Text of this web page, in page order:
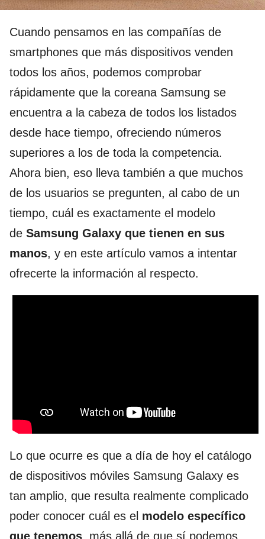
Cuando pensamos en las compañías de
smartphones que más dispositivos venden
todos los años, podemos comprobar
rápidamente que la coreana Samsung se
encuentra a la cabeza de todos los listados
desde hace tiempo, ofreciendo números
superiores a los de toda la competencia.
Ahora bien, eso lleva también a que muchos
de los usuarios se pregunten, al cabo de un
tiempo, cuál es exactamente el modelo
de Samsung Galaxy que tienen en sus
manos, y en este artículo vamos a intentar
ofrecerte la información al respecto.
Lo que ocurre es que a día de hoy el catálogo
de dispositivos móviles Samsung Galaxy es
tan amplio, que resulta realmente complicado
poder conocer cuál es el modelo específico
que tenemos, más allá de que sí podemos